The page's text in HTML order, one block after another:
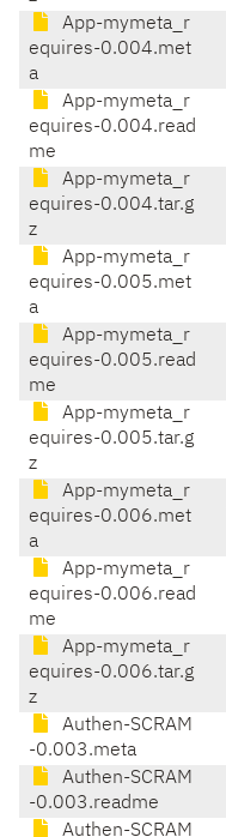
App-mymeta_r
equires-0.004.met
a
App-mymeta_r
equires-0.004.read
me
App-mymeta_r
equires-0.004.tar.g
z
App-mymeta_r
equires-0.005.met
a
App-mymeta_r
equires-0.005.read
me
App-mymeta_r
equires-0.005.tar.g
z
App-mymeta_r
equires-0.006.met
a
App-mymeta_r
equires-0.006.read
me
App-mymeta_r
equires-0.006.tar.g
z
Authen-SCRAM
-0.003.meta
Authen-SCRAM
-0.003.readme
Authen-SCRAM